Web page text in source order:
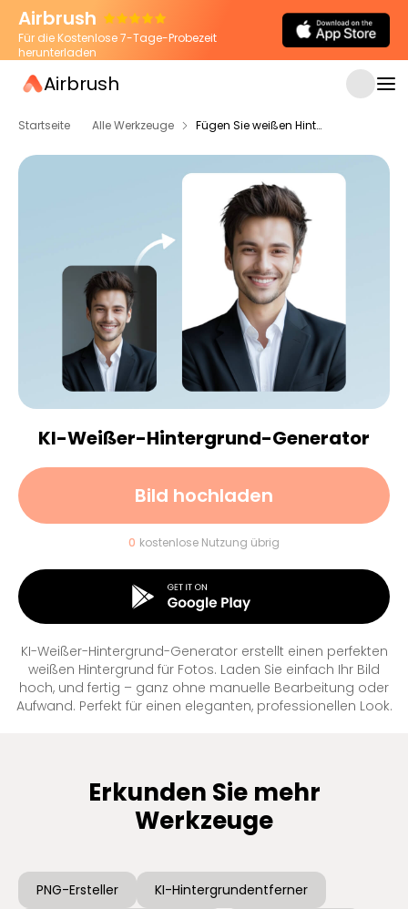
Airbrush
Für die Kostenlose 7-Tage-Probezeit
herunterladen
Airbrush
Startseite Alle Werkzeuge Fügen Sie weißen Hintergrund zum Foto hinzu
KI-Weißer-Hintergrund-Generator
KI-Weißer-Hintergrund-Generator erstellt einen perfekten
weißen Hintergrund für Fotos. Laden Sie einfach Ihr Bild
hoch, und fertig – ganz ohne manuelle Bearbeitung oder
Aufwand. Perfekt für einen eleganten, professionellen Look.
Bild hochladen
0 kostenlose Nutzung übrig
Erkunden Sie mehr
Werkzeuge
PNG-Ersteller
KI-Hintergrundentferner